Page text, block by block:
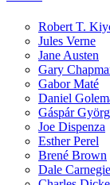
Robert T.
Jules Verne
Jane Austen
Gary
Gabor Maté
Daniel
Gáspár
Joe Dispenza
Esther Perel
Brené Brown
Dale Carnegie